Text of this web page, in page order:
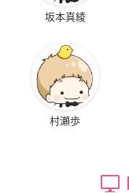
坂本真綾
村瀬歩